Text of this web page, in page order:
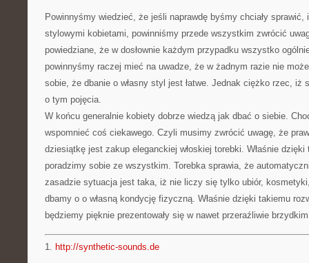
Powinnyśmy wiedzieć, że jeśli naprawdę byśmy chciały
stylowymi kobietami, powinniśmy przede wszystkim zwrócić
powiedziane, że w dosłownie każdym przypadku wszystko
powinnyśmy raczej mieć na uwadze, że w żadnym razie nie
sobie, że dbanie o własny styl jest łatwe. Jednak ciężko rzec, iż
o tym pojęcia.
W końcu generalnie kobiety dobrze wiedzą jak dbać o siebie.
wspomnieć coś ciekawego. Czyli musimy zwrócić uwagę, że
dziesiątkę jest zakup eleganckiej włoskiej torebki. Właśnie dzięki
poradzimy sobie ze wszystkim. Torebka sprawia, że
zasadzie sytuacja jest taka, iż nie liczy się tylko ubiór,
dbamy o o własną kondycję fizyczną. Właśnie dzięki takiemu
będziemy pięknie prezentowały się w nawet przeraźliwie
1. http://synthetic-sounds.de